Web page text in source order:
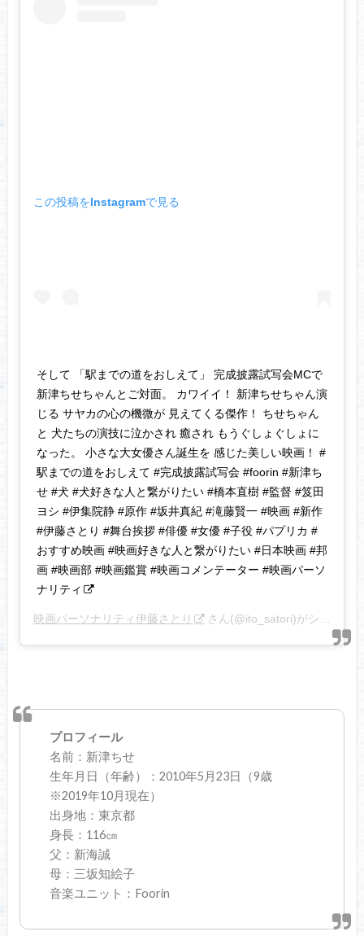
この投稿をInstagramで見る
そして 「駅までの道をおしえて」 完成披露試写会MCで
新津ちせちゃんとご対面。 カワイイ！ 新津ちせちゃん演
じる サヤカの心の機微が 見えてくる傑作！ ちせちゃん
と 犬たちの演技に泣かされ 癒され もうぐしょぐしょに
なった。 小さな大女優さん誕生を 感じた美しい映画！ #
駅までの道をおしえて #完成披露試写会 #foorin #新津ち
せ #犬 #犬好きな人と繋がりたい #橋本直樹 #監督 #笈田
ヨシ #伊集院静 #原作 #坂井真紀 #滝藤賢一 #映画 #新作
#伊藤さとり #舞台挨拶 #俳優 #女優 #子役 #パプリカ #
おすすめ映画 #映画好きな人と繋がりたい #日本映画 #邦
画 #映画部 #映画鑑賞 #映画コメンテーター #映画パーソ
ナリティ
映画パーソナリティ伊藤さとり さん(@ito_satori)がシェアした投稿 –
プロフィール
名前：新津ちせ
生年月日（年齢）：2010年5月23日（9歳
※2019年10月現在）
出身地：東京都
身長：116㎝
父：新海誠
母：三坂知絵子
音楽ユニット：Foorin